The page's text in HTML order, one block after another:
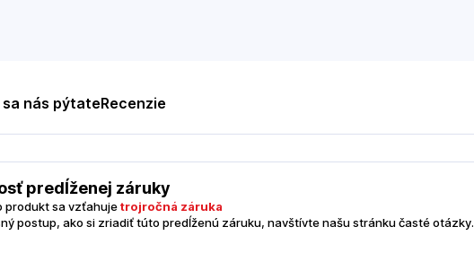
nás pýtateRecenzie
predĺženej záruky
produkt sa vzťahujetrojročná záruka
postup, ako si zriadiť túto predĺženú záruku, navštívte našu stránku časté otázky.